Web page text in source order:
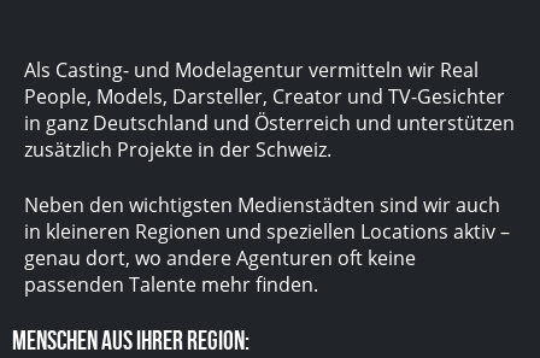
Als Casting- und Modelagentur vermitteln wir Real
People, Models, Darsteller, Creator und TV-Gesichter
in ganz Deutschland und Österreich und unterstützen
zusätzlich Projekte in der Schweiz.
Neben den wichtigsten Medienstädten sind wir auch
in kleineren Regionen und speziellen Locations aktiv –
genau dort, wo andere Agenturen oft keine
passenden Talente mehr finden.
Menschen aus Ihrer Region: